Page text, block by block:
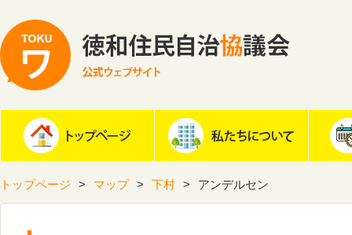
トップページ マップ 下村 アンデルセン